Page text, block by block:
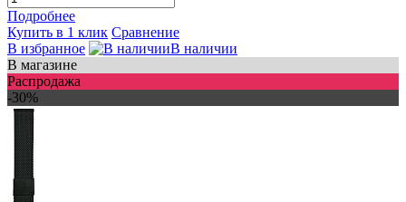
Подробнее
Купить в 1 клик Сравнение
В избранное
В наличии
В магазине
Распродажа
-30%